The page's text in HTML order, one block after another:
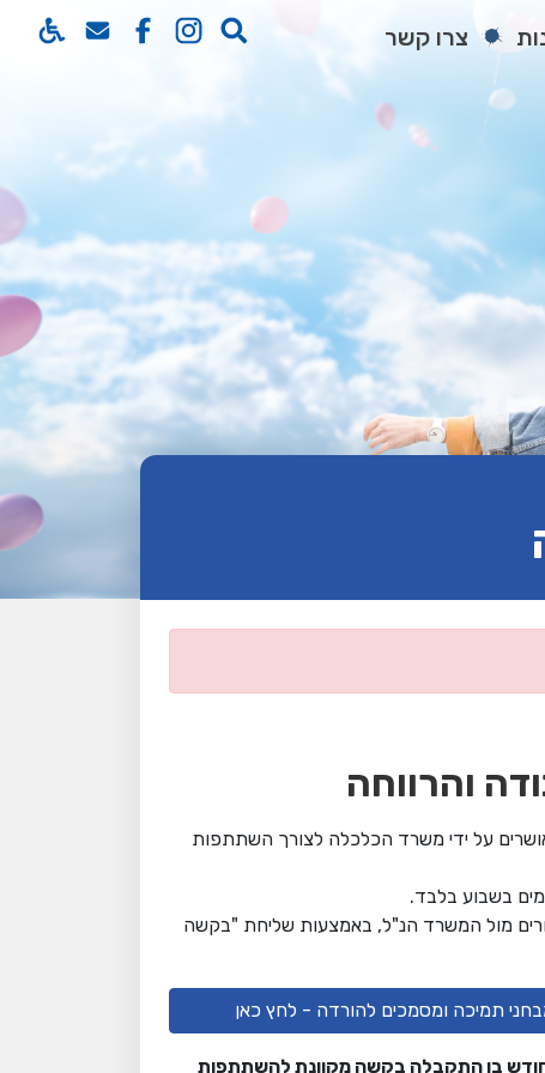
צרו קשר
והרווחה
על ידי משרד הכלכלה לצורך השתתפות
מול המשרד הנ"ל, באמצעות שליחת "בקשה
תמיכה ומסמכים להורדה - לחץ כאן
בו התקבלה בקשה מקוונת להשתתפות